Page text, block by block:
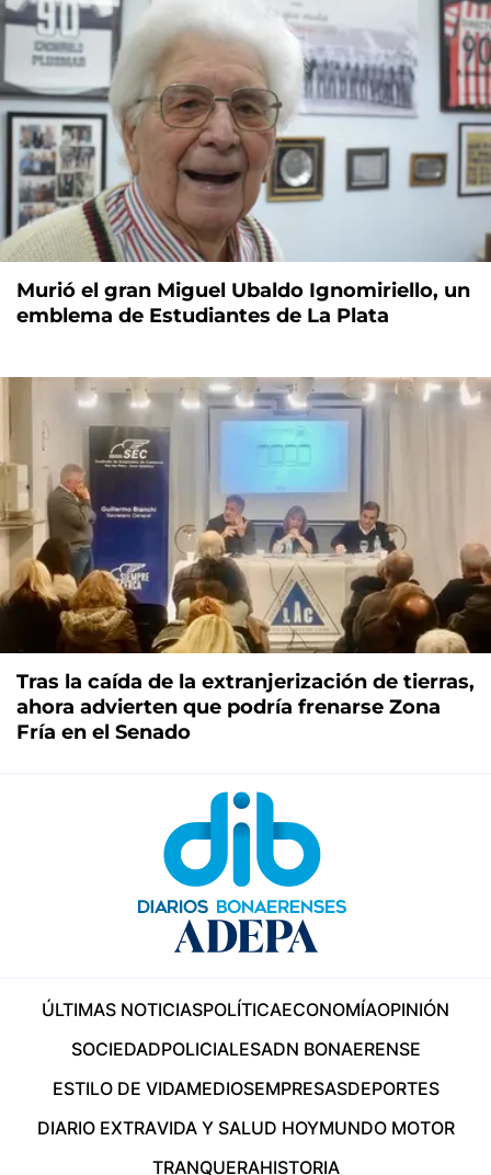
Murió el gran Miguel Ubaldo Ignomiriello, un
emblema de Estudiantes de La Plata
Tras la caída de la extranjerización de tierras,
ahora advierten que podría frenarse Zona
Fría en el Senado
ÚLTIMAS NOTICIASPOLÍTICAECONOMÍAOPINIÓN
SOCIEDADPOLICIALESADN BONAERENSE
ESTILO DE VIDAMEDIOSEMPRESASDEPORTES
DIARIO EXTRAVIDA Y SALUD HOYMUNDO MOTOR
TRANQUERAHISTORIA